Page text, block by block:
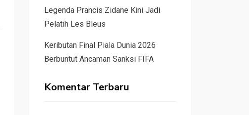
Legenda Prancis Zidane Kini Jadi
Pelatih Les Bleus
Keributan Final Piala Dunia 2026
Berbuntut Ancaman Sanksi FIFA
Komentar Terbaru